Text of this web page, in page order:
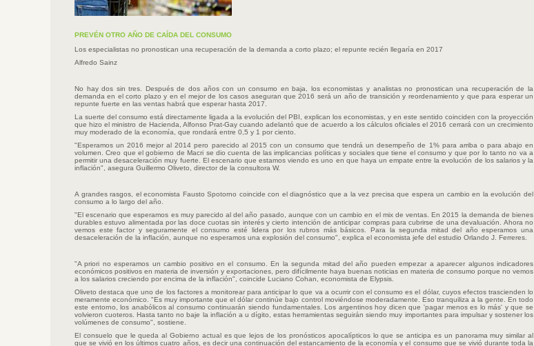
PREVÉN OTRO AÑO DE CAÍDA DEL CONSUMO
Los especialistas no pronostican una recuperación de la demanda a corto plazo; el repunte recién llegaría en 2017
Alfredo Sainz
No hay dos sin tres. Después de dos años con un consumo en baja, los economistas y analistas no pronostican una recuperación de la
demanda en el corto plazo y en el mejor de los casos aseguran que 2016 será un año de transición y reordenamiento y que para esperar un
repunte fuerte en las ventas habrá que esperar hasta 2017.
La suerte del consumo está directamente ligada a la evolución del PBI, explican los economistas, y en este sentido coinciden con la proyección
que hizo el ministro de Hacienda, Alfonso Prat-Gay cuando adelantó que de acuerdo a los cálculos oficiales el 2016 cerrará con un crecimiento
muy moderado de la economía, que rondará entre 0,5 y 1 por ciento.
"Esperamos un 2016 mejor al 2014 pero parecido al 2015 con un consumo que tendrá un desempeño de 1% para arriba o para abajo en
volumen. Creo que el gobierno de Macri se dio cuenta de las implicancias políticas y sociales que tiene el consumo y que por lo tanto no va a
permitir una desaceleración muy fuerte. El escenario que estamos viendo es uno en que haya un empate entre la evolución de los salarios y la
inflación", asegura Guillermo Oliveto, director de la consultora W.
A grandes rasgos, el economista Fausto Spotorno coincide con el diagnóstico que a la vez precisa que espera un cambio en la evolución del
consumo a lo largo del año.
"El escenario que esperamos es muy parecido al del año pasado, aunque con un cambio en el mix de ventas. En 2015 la demanda de bienes
durables estuvo alimentada por las doce cuotas sin interés y cierto intención de anticipar compras para cubrirse de una devaluación. Ahora no
vemos este factor y seguramente el consumo esté lidera por los rubros más básicos. Para la segunda mitad del año esperamos una
desaceleración de la inflación, aunque no esperamos una explosión del consumo", explica el economista jefe del estudio Orlando J. Ferreres.
"A priori no esperamos un cambio positivo en el consumo. En la segunda mitad del año pueden empezar a aparecer algunos indicadores
económicos positivos en materia de inversión y exportaciones, pero difícilmente haya buenas noticias en materia de consumo porque no vemos
a los salarios creciendo por encima de la inflación", coincide Luciano Cohan, economista de Elypsis.
Oliveto destaca que uno de los factores a monitorear para anticipar lo que va a ocurrir con el consumo es el dólar, cuyos efectos trascienden lo
meramente económico. "Es muy importante que el dólar continúe bajo control moviéndose moderadamente. Eso tranquiliza a la gente. En todo
este entorno, los anabólicos al consumo continuarán siendo fundamentales. Los argentinos hoy dicen que 'pagar menos es lo más' y que se
volvieron cuoteros. Hasta tanto no baje la inflación a u dígito, estas herramientas seguirán siendo muy importantes para impulsar y sostener los
volúmenes de consumo", sostiene.
El consuelo que le queda al Gobierno actual es que lejos de los pronósticos apocalípticos lo que se anticipa es un panorama muy similar al
que se vivió en los últimos cuatro años, es decir una continuación del estancamiento de la economía y el consumo que se vivió durante toda la